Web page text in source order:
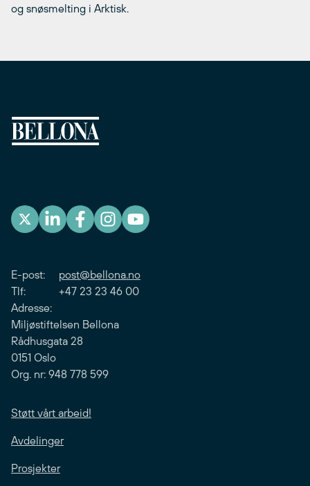
og snøsmelting i Arktisk.
E-post: post@bellona.no
Tlf: +47 23 23 46 00
Adresse:
Miljøstiftelsen Bellona
Rådhusgata 28
0151 Oslo
Org. nr: 948 778 599
Støtt vårt arbeid!
Avdelinger
Prosjekter